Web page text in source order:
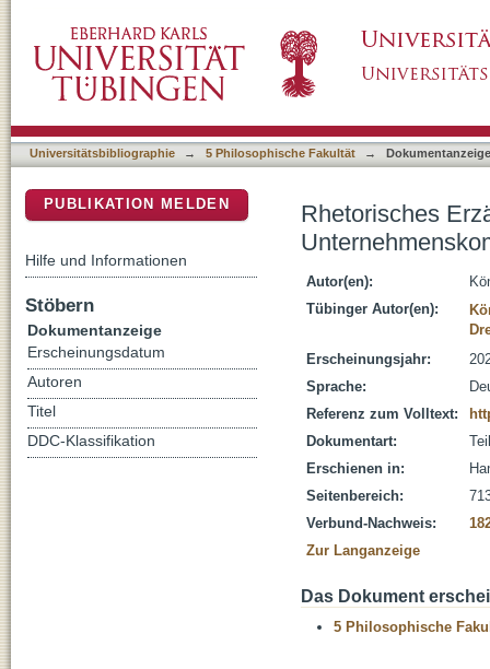
Unternehmenskommunikation
Universitätsbibliographie → 5 Philosophische Fakultät → Dokumentanzeige
Rhetorisches
Autor(en):
Tübinger Autor(en):
Erscheinungsjahr:
Sprache:
Referenz zum Volltext:
Dokumentart:
Erschienen in:
Seitenbereich:
Verbund-Nachweis:
Zur Langanzeige
Das Dokument
5 Philosophische
PUBLIKATION MELDEN
Hilfe und Informationen
Stöbern
Dokumentanzeige
Erscheinungsdatum
Autoren
Titel
DDC-Klassifikation